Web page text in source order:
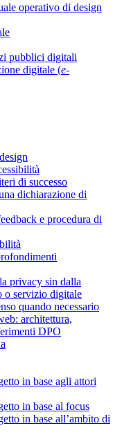
operativo di design
pubblici digitali
digitale (e-
di successo
dichiarazione di
e procedura di
privacy sin dalla
o servizio digitale
quando necessario
architettura,
DPO
in base agli attori
in base al focus
in base all’ambito di